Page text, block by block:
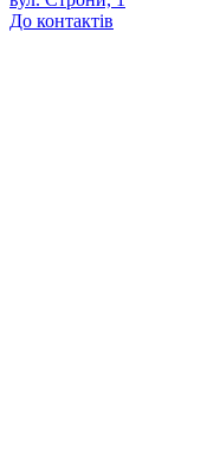
До контактів